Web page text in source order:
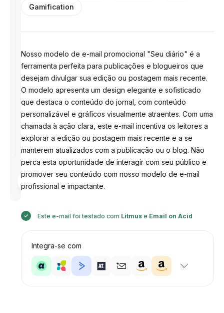
Desenhado
Anastasiia
Gamification
Nosso modelo de e-mail promocional "Seu diário" é a
ferramenta perfeita para publicações e blogueiros que
desejam divulgar sua edição ou postagem mais recente.
O modelo apresenta um design elegante e sofisticado
que destaca o conteúdo do jornal, com conteúdo
personalizável e gráficos visualmente atraentes. Com uma
chamada à ação clara, este e-mail incentiva os leitores a
explorar a edição ou postagem mais recente e a se
manterem atualizados com a publicação ou o blog. Não
perca esta oportunidade de interagir com seu público e
promover seu conteúdo com nosso modelo de e-mail
profissional e impactante.
Este e-mail foi testado com Litmus e Email on Acid
Integra-se com